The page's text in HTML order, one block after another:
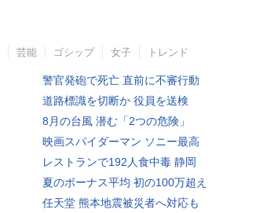
芸能 ゴシップ 女子 トレンド
警官発砲で死亡 直前に不審行動
道路標識を切断か 役員を送検
8月の台風 潜む「2つの危険」
映画スパイダーマン ソニー最高
レストランで192人食中毒 静岡
夏のボーナス平均 初の100万超え
任天堂 熊本地震被災者へ対応も